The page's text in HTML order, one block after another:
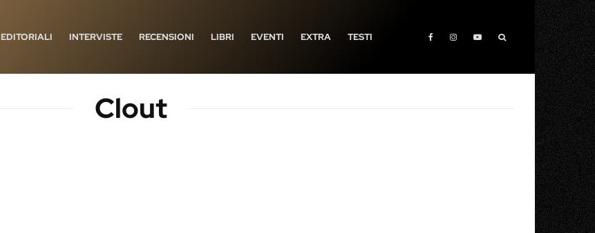
EDITORIALI INTERVISTE RECENSIONI LIBRI EVENTI EXTRA TESTI
Clout